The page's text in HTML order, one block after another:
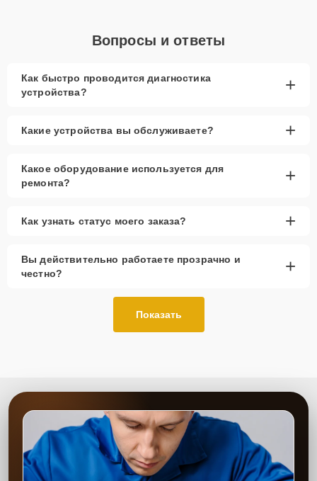
Вопросы и ответы
Как быстро проводится диагностика
устройства?
+
Какие устройства вы обслуживаете? +
Какое оборудование используется для
ремонта?
+
Как узнать статус моего заказа? +
Вы действительно работаете прозрачно и
честно?
+
Показать